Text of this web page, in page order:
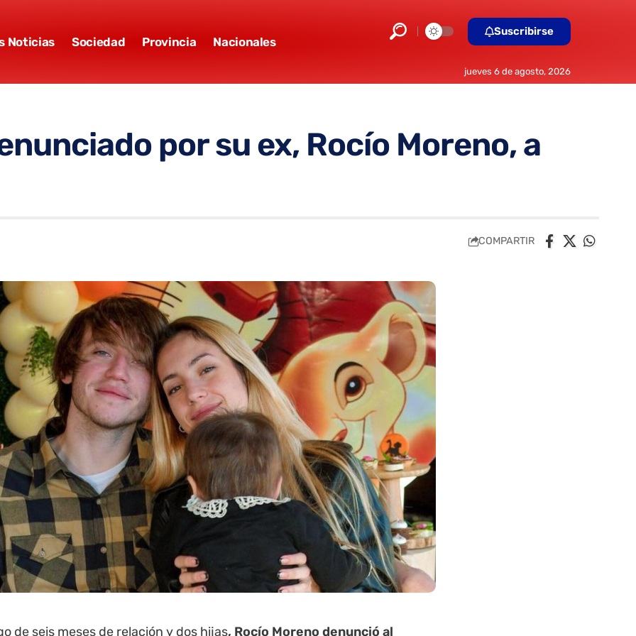
Noticias Sociedad Provincia Nacionales
Suscribirse
jueves 6 de agosto, 2026
por su ex, Rocío Moreno, a
COMPARTIR
de seis meses de relación y dos hijas, Rocío Moreno denunció al